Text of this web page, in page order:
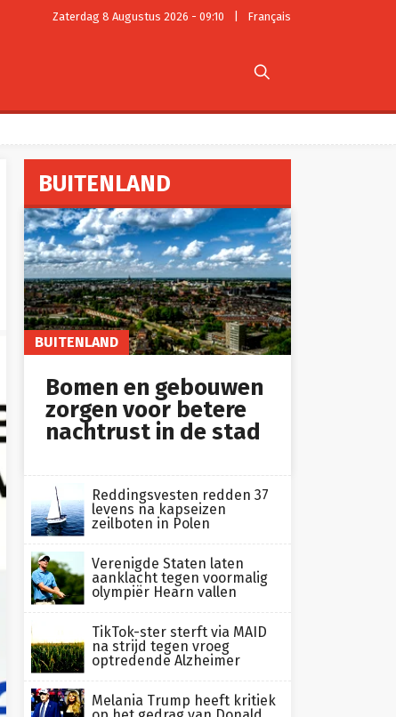
Zaterdag 8 Augustus 2026 - 09:10 Français

BUITENLAND
BUITENLAND
Bomen en gebouwen
zorgen voor betere
nachtrust in de stad
Reddingsvesten redden 37
levens na kapseizen
zeilboten in Polen
Verenigde Staten laten
aanklacht tegen voormalig
olympiër Hearn vallen
TikTok-ster sterft via MAID
na strijd tegen vroeg
optredende Alzheimer
Melania Trump heeft kritiek